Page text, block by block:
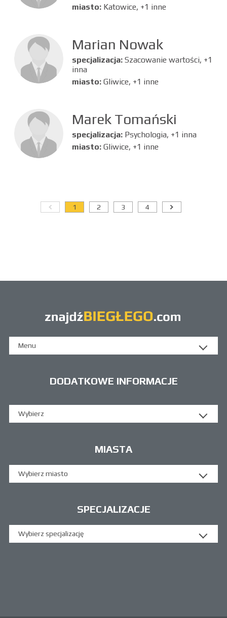
miasto: Katowice, +1 inne
Marian Nowak
specjalizacja: Szacowanie wartości, +1
inna
miasto: Gliwice, +1 inne
Marek Tomański
specjalizacja: Psychologia, +1 inna
miasto: Gliwice, +1 inne
1 2 3 4
Menu
DODATKOWE INFORMACJE
Wybierz
MIASTA
Wybierz miasto
SPECJALIZACJE
Wybierz specjalizację